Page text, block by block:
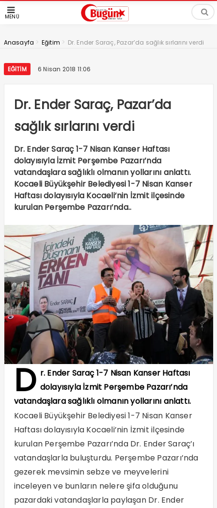
MENÜ
Anasayfa > Eğitim > Dr. Ender Saraç, Pazar’da sağlık sırlarını verdi
EĞITIM 6 Nisan 2018 11:06
Dr. Ender Saraç, Pazar’da
sağlık sırlarını verdi
Dr. Ender Saraç 1-7 Nisan Kanser Haftası
dolayısıyla İzmit Perşembe Pazarı’nda
vatandaşlara sağlıklı olmanın yollarını anlattı.
Kocaeli Büyükşehir Belediyesi 1-7 Nisan Kanser
Haftası dolayısıyla Kocaeli’nin İzmit ilçesinde
kurulan Perşembe Pazarı’nda..
D r. Ender Saraç 1-7 Nisan Kanser Haftası
dolayısıyla İzmit Perşembe Pazarı’nda
vatandaşlara sağlıklı olmanın yollarını anlattı.
Kocaeli Büyükşehir Belediyesi 1-7 Nisan Kanser
Haftası dolayısıyla Kocaeli’nin İzmit ilçesinde
kurulan Perşembe Pazarı’nda Dr. Ender Saraç’ı
vatandaşlarla buluşturdu. Perşembe Pazarı’nda
gezerek mevsimin sebze ve meyvelerini
inceleyen ve bunların nelere şifa olduğunu
pazardaki vatandaşlarla paylaşan Dr. Ender